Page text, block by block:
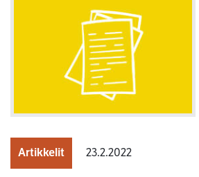
Artikkelit 23.2.2022